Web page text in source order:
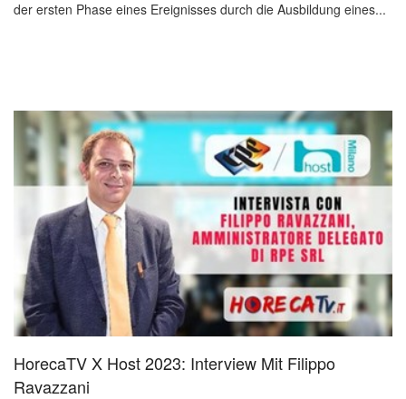
der ersten Phase eines Ereignisses durch die Ausbildung eines...
HorecaTV X Host 2023: Interview Mit Filippo
Ravazzani